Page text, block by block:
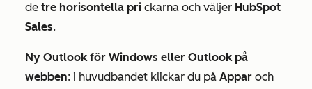
de tre horisontella pri ckarna och väljer HubSpot
Sales.
Ny Outlook för Windows eller Outlook på
webben: i huvudbandet klickar du på Appar och